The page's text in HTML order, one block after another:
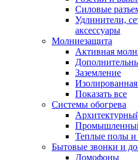
Силовые
Удлинители,
аксессуары
Молниезащита
Активная
Заземление
Показать все
Системы обогрева
Промышленный
Теплые полы и
Бытовые звонки и
Домофоны